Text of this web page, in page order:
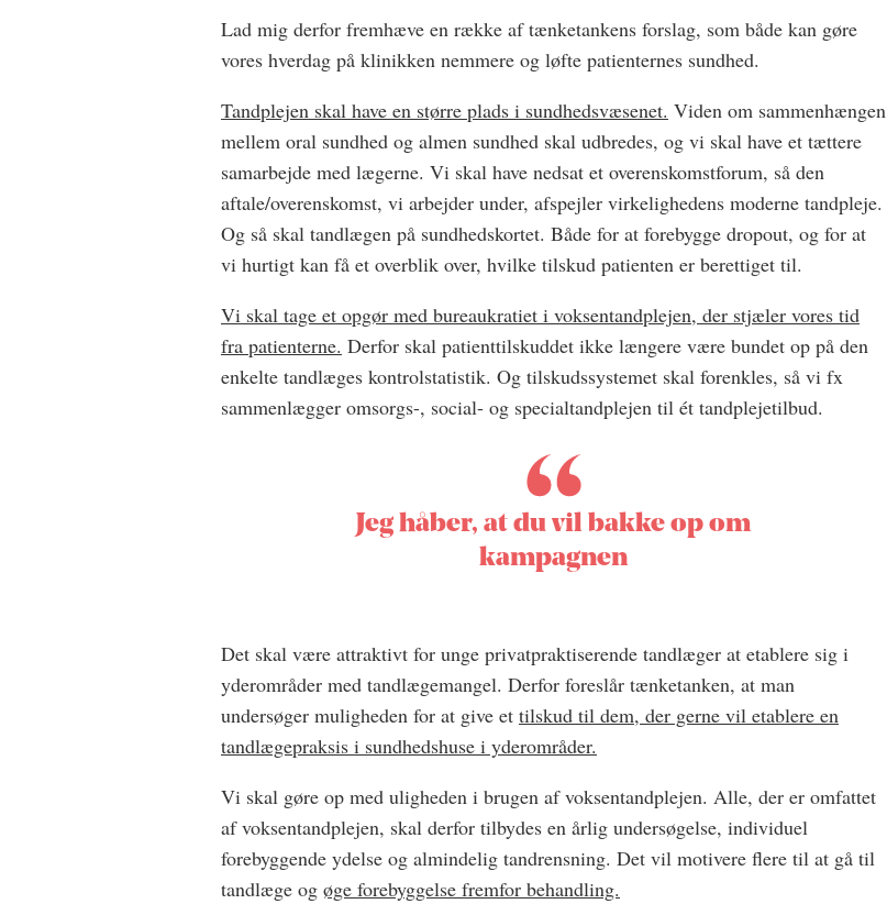
Lad mig derfor fremhæve en række af tænketankens forslag, som både kan gøre
vores hverdag på klinikken nemmere og løfte patienternes sundhed.
Tandplejen skal have en større plads i sundhedsvæsenet. Viden om sammenhængen
mellem oral sundhed og almen sundhed skal udbredes, og vi skal have et tættere
samarbejde med lægerne. Vi skal have nedsat et overenskomstforum, så den
aftale/overenskomst, vi arbejder under, afspejler virkelighedens moderne tandpleje.
Og så skal tandlægen på sundhedskortet. Både for at forebygge dropout, og for at
vi hurtigt kan få et overblik over, hvilke tilskud patienten er berettiget til.
Vi skal tage et opgør med bureaukratiet i voksentandplejen, der stjæler vores tid
fra patienterne. Derfor skal patienttilskuddet ikke længere være bundet op på den
enkelte tandlæges kontrolstatistik. Og tilskudssystemet skal forenkles, så vi fx
sammenlægger omsorgs-, social- og specialtandplejen til ét tandplejetilbud.
Jeg håber, at du vil bakke op om
kampagnen
Det skal være attraktivt for unge privatpraktiserende tandlæger at etablere sig i
yderområder med tandlægemangel. Derfor foreslår tænketanken, at man
undersøger muligheden for at give et tilskud til dem, der gerne vil etablere en
tandlægepraksis i sundhedshuse i yderområder.
Vi skal gøre op med uligheden i brugen af voksentandplejen. Alle, der er omfattet
af voksentandplejen, skal derfor tilbydes en årlig undersøgelse, individuel
forebyggende ydelse og almindelig tandrensning. Det vil motivere flere til at gå til
tandlæge og øge forebyggelse fremfor behandling.